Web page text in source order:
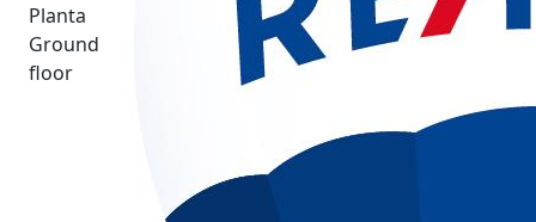
Planta
Ground
floor